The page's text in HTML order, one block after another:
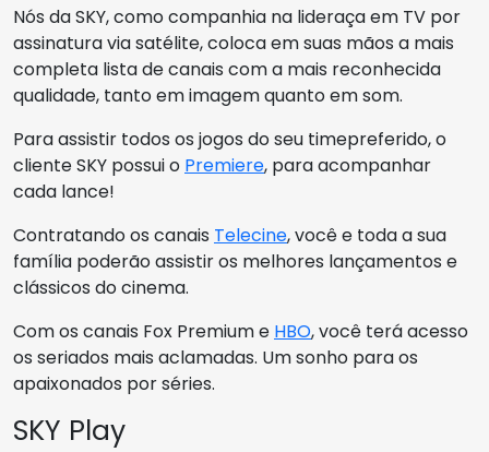
Nós da SKY, como companhia na lideraça em TV por
assinatura via satélite, coloca em suas mãos a mais
completa lista de canais com a mais reconhecida
qualidade, tanto em imagem quanto em som.
Para assistir todos os jogos do seu timepreferido, o
cliente SKY possui o Premiere, para acompanhar
cada lance!
Contratando os canais Telecine, você e toda a sua
família poderão assistir os melhores lançamentos e
clássicos do cinema.
Com os canais Fox Premium e HBO, você terá acesso
os seriados mais aclamadas. Um sonho para os
apaixonados por séries.
SKY Play